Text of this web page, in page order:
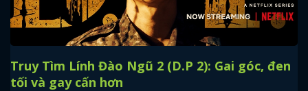
Truy Tìm Lính Đào Ngũ 2 (D.P 2): Gai góc, đen
tối và gay cấn hơn